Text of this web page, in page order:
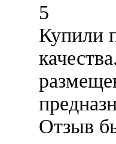
5
Купили
Отзыв